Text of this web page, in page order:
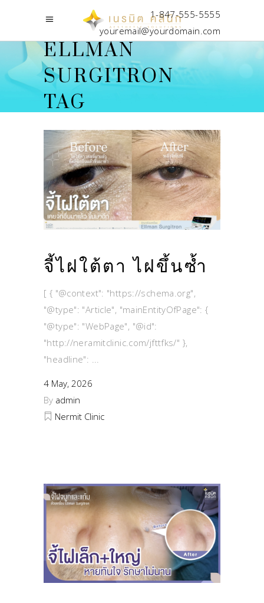
1-847-555-5555
youremail@yourdomain.com
ELLMAN
SURGITRON
TAG
จี้ไฝใต้ตา ไฝขึ้นซ้ำ
[ { "@context": "https://schema.org",
"@type": "Article", "mainEntityOfPage": {
"@type": "WebPage", "@id":
"http://neramitclinic.com/jfttfks/" },
"headline":
4 May, 2026
By admin
Nermit Clinic